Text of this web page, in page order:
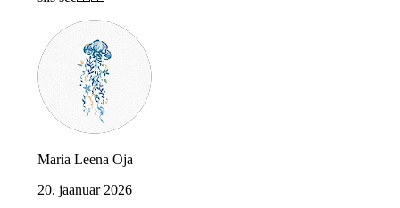
Maria Leena Oja
20. jaanuar 2026